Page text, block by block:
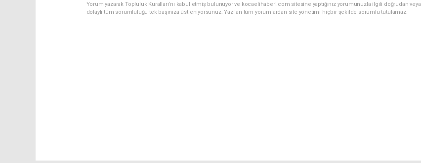
Yorum yazarak Topluluk Kuralları’nı kabul etmiş bulunuyor ve kocaelihaberi.com sitesine yaptığınız yorumunuzla ilgili doğrudan veya
dolaylı tüm sorumluluğu tek başınıza üstleniyorsunuz. Yazılan tüm yorumlardan site yönetimi hiçbir şekilde sorumlu tutulamaz.